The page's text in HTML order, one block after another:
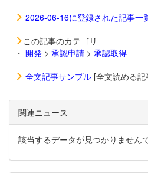
2026-06-16に登録された記事一
この記事のカテゴリ
・ 開発 > 承認申請 > 承認取得
全文記事サンプル [全文読める
関連ニュース
該当するデータが見つかりません